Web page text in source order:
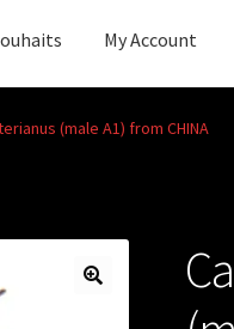
My Account
(male A1) from CHINA